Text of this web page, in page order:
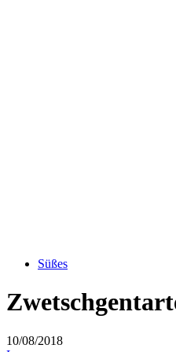
Süßes
10/08/2018